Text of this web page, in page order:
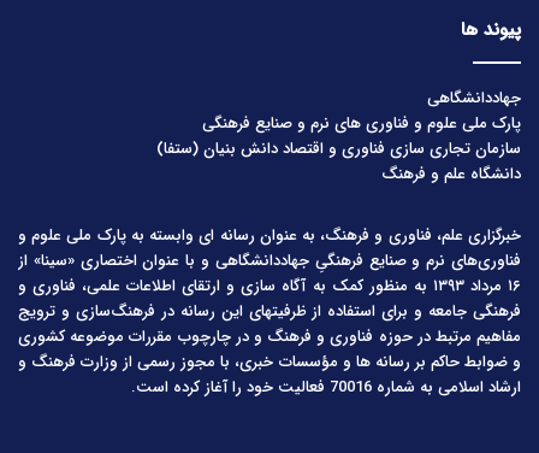
پیوند ها
جهاددانشگاهی
پارک ملی علوم و فناوری های نرم و صنایع فرهنگی
سازمان تجاری سازی فناوری و اقتصاد دانش بنیان (ستفا)
دانشگاه علم و فرهنگ
خبرگزاری علم، فناوری و فرهنگ، به عنوان رسانه ای وابسته به پارک ملی علوم و
فناوری‌های نرم و صنایع فرهنگیِ جهاددانشگاهی و با عنوان اختصاری «سینا» از
۱۶ مرداد ۱۳۹۳ به منظور کمک به آگاه سازی و ارتقای اطلاعات علمی، فناوری و
فرهنگی جامعه و برای استفاده از ظرفیتهای این رسانه در فرهنگ‌سازی و ترویج
مفاهیم مرتبط در حوزه فناوری و فرهنگ و در چارچوب مقررات موضوعه کشوری
و ضوابط حاکم بر رسانه ها و مؤسسات خبری، با مجوز رسمی از وزارت فرهنگ و
ارشاد اسلامی به شماره 70016 فعالیت خود را آغاز کرده است.